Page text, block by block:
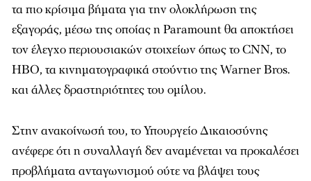
τα πιο κρίσιμα βήματα για την ολοκλήρωση της
εξαγοράς, μέσω της οποίας η Paramount θα αποκτήσει
τον έλεγχο περιουσιακών στοιχείων όπως το CNN, το
HBO, τα κινηματογραφικά στούντιο της Warner Bros.
και άλλες δραστηριότητες του ομίλου.
Στην ανακοίνωσή του, το Υπουργείο Δικαιοσύνης
ανέφερε ότι η συναλλαγή δεν αναμένεται να προκαλέσει
προβλήματα ανταγωνισμού ούτε να βλάψει τους